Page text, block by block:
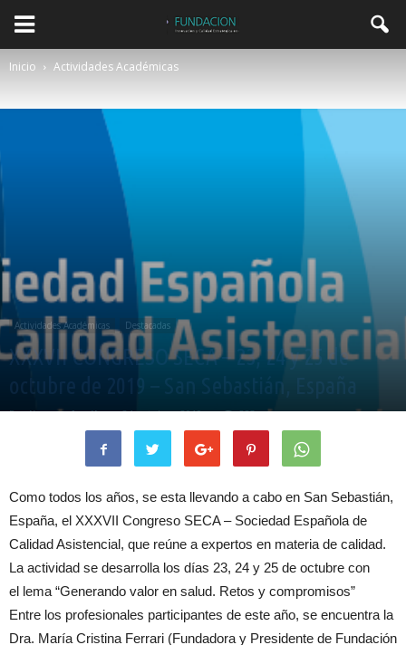
Inicio Actividades Académicas
Actividades Académicas Destacadas
XXXVII CONGRESO SECA – 23, 24 y 25 de
octubre de 2019 – San Sebastián, España
PorJimena Aguilar - 24 octubre, 2019 883
Como todos los años, se esta llevando a cabo en San Sebastián,
España, el XXXVII Congreso SECA – Sociedad Española de
Calidad Asistencial, que reúne a expertos en materia de calidad.
La actividad se desarrolla los días 23, 24 y 25 de octubre con
el lema “Generando valor en salud. Retos y compromisos”
Entre los profesionales participantes de este año, se encuentra la
Dra. María Cristina Ferrari (Fundadora y Presidente de Fundación